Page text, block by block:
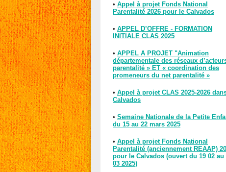
• Appel à projet Fonds National
Parentalité 2026 pour le Calvados
• APPEL D’OFFRE - FORMATION
INITIALE CLAS 2025
• APPEL A PROJET "Animation
départementale des réseaux
parentalité » ET « coordination des
promeneurs du net parentalité »
• Appel à projet CLAS 2025-2026
Calvados
• Semaine Nationale de la Petite
du 15 au 22 mars 2025
• Appel à projet Fonds National
Parentalité (anciennement REAAP)
pour le Calvados (ouvert du 19 02 au
03 2025)